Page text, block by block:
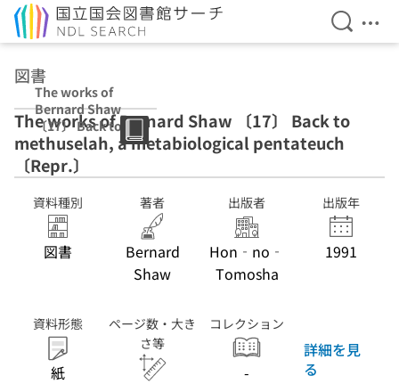
検索を
メ
図書
The works of
Bernard Shaw
〔17〕 Back to
methuselah, a
metabiological
pentateuch
〔Repr.〕
The works of Bernard Shaw 〔17〕 Back to
methuselah, a metabiological pentateuch
〔Repr.〕
資料種別
図書
著者
Bernard
Shaw
出版者
Hon‐no‐
Tomosha
出版年
1991
資料形態
紙
ページ数・大き
さ等
コレクション
-
詳細を見
る